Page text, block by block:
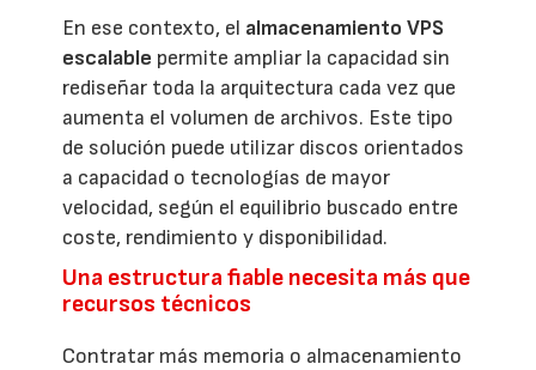
En ese contexto, el almacenamiento VPS
escalable permite ampliar la capacidad sin
rediseñar toda la arquitectura cada vez que
aumenta el volumen de archivos. Este tipo
de solución puede utilizar discos orientados
a capacidad o tecnologías de mayor
velocidad, según el equilibrio buscado entre
coste, rendimiento y disponibilidad.
Una estructura fiable necesita más que
recursos técnicos
Contratar más memoria o almacenamiento